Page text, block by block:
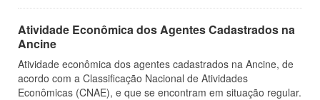
Atividade Econômica dos Agentes Cadastrados na
Ancine
Atividade econômica dos agentes cadastrados na Ancine, de
acordo com a Classificação Nacional de Atividades
Econômicas (CNAE), e que se encontram em situação regular.